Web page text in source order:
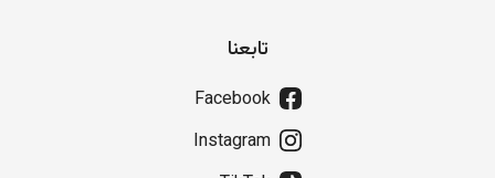
تابعنا
Facebook
Instagram